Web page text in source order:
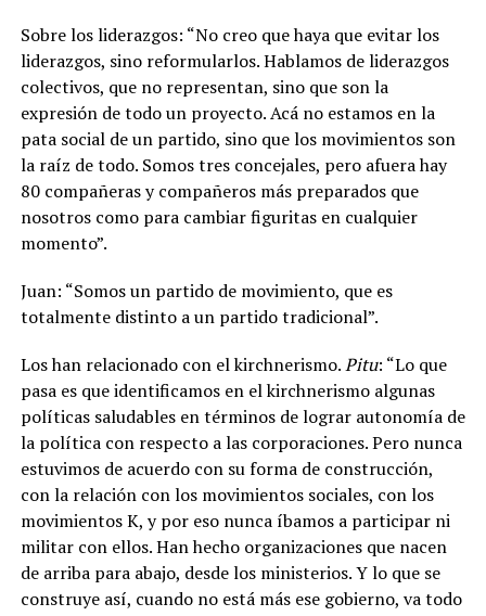
Sobre los liderazgos: “No creo que haya que evitar los
liderazgos, sino reformularlos. Hablamos de liderazgos
colectivos, que no representan, sino que son la
expresión de todo un proyecto. Acá no estamos en la
pata social de un partido, sino que los movimientos son
la raíz de todo. Somos tres concejales, pero afuera hay
80 compañeras y compañeros más preparados que
nosotros como para cambiar figuritas en cualquier
momento”.
Juan: “Somos un partido de movimiento, que es
totalmente distinto a un partido tradicional”.
Los han relacionado con el kirchnerismo.Pitu: “Lo que
pasa es que identificamos en el kirchnerismo algunas
políticas saludables en términos de lograr autonomía de
la política con respecto a las corporaciones. Pero nunca
estuvimos de acuerdo con su forma de construcción,
con la relación con los movimientos sociales, con los
movimientos K, y por eso nunca íbamos a participar ni
militar con ellos.Han hecho organizaciones que nacen
de arriba para abajo, desde los ministerios. Y lo que se
construye así, cuando no está más ese gobierno, va todo